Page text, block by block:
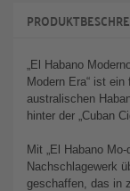
„El Habano
Modern Era“ ist
australischen
hinter der „Cuban
Mit „El Habano
Nachschlagewerk
geschaffen, das in